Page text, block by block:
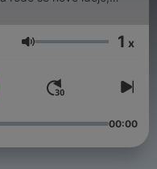
Jačina zvuka 1 x
00:00